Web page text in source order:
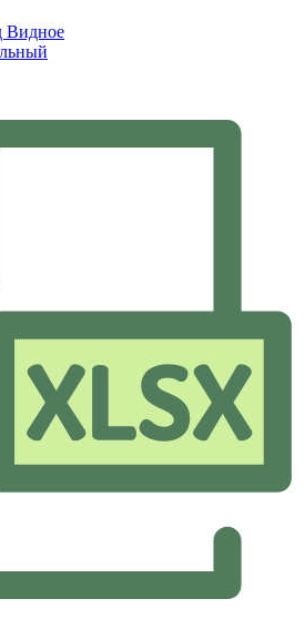
Видное